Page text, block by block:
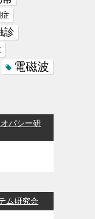
診
電磁波
パシー研
ム研究会